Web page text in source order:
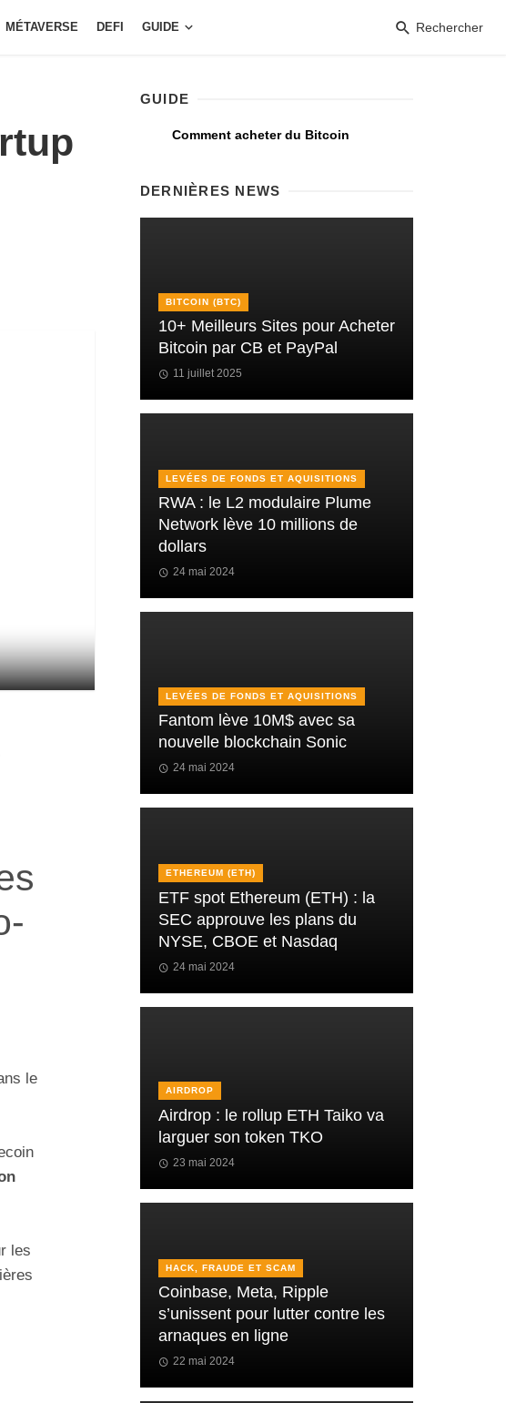
MÉTAVERSE DEFI GUIDE Rechercher
le
les
GUIDE
Comment acheter du Bitcoin
DERNIÈRES NEWS
BITCOIN (BTC)
10+ Meilleurs Sites pour Acheter
Bitcoin par CB et PayPal
11 juillet 2025
LEVÉES DE FONDS ET AQUISITIONS
RWA : le L2 modulaire Plume
Network lève 10 millions de
dollars
24 mai 2024
LEVÉES DE FONDS ET AQUISITIONS
Fantom lève 10M$ avec sa
nouvelle blockchain Sonic
24 mai 2024
ETHEREUM (ETH)
ETF spot Ethereum (ETH) : la
SEC approuve les plans du
NYSE, CBOE et Nasdaq
24 mai 2024
AIRDROP
Airdrop : le rollup ETH Taiko va
larguer son token TKO
23 mai 2024
HACK, FRAUDE ET SCAM
Coinbase, Meta, Ripple
s’unissent pour lutter contre les
arnaques en ligne
22 mai 2024